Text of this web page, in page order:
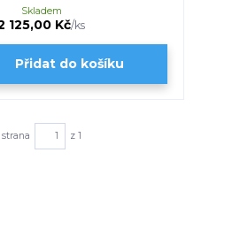
125,00 Kč/ks
Skladem
Přidat do košíku
strana z 1